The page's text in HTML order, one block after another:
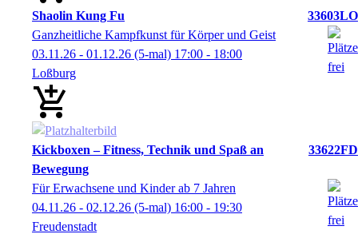
Shaolin Kung Fu
33603LO
Ganzheitliche Kampfkunst für Körper und Geist
03.11.26 - 01.12.26 (5-mal) 17:00 - 18:00
Loßburg
Kickboxen – Fitness, Technik und Spaß an
Bewegung
33622FD
Für Erwachsene und Kinder ab 7 Jahren
04.11.26 - 02.12.26 (5-mal) 16:00 - 19:30
Freudenstadt